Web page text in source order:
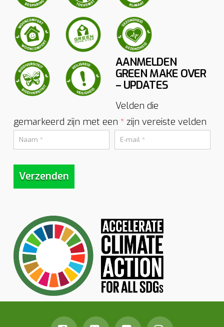
AANMELDEN
GREEN MAKE OVER
– UPDATES
Velden die
gemarkeerd zijn met een *zijn vereiste velden